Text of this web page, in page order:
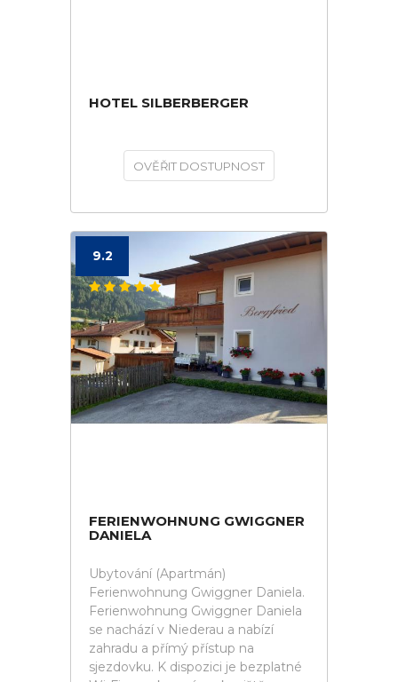
HOTEL SILBERBERGER
OVĚŘIT DOSTUPNOST
9.2
FERIENWOHNUNG GWIGGNER
DANIELA
Ubytování (Apartmán)
Ferienwohnung Gwiggner Daniela.
Ferienwohnung Gwiggner Daniela
se nachází v Niederau a nabízí
zahradu a přímý přístup na
sjezdovku. K dispozici je bezplatné